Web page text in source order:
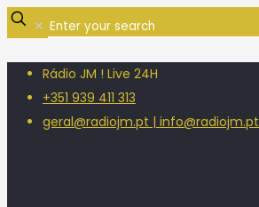
✕
Rádio JM ! Live 24H
+351 939 411 313
geral@radiojm.pt | info@radiojm.pt